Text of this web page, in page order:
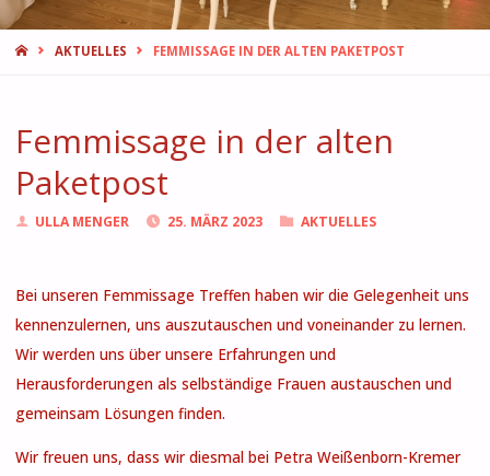
STARTAKTUELLES FEMMISSAGE IN DER ALTEN PAKETPOST
Femmissage in der alten
Paketpost
ULLA MENGER 25. MÄRZ 2023 AKTUELLES
Bei unseren Femmissage Treffen haben wir die Gelegenheit uns
kennenzulernen, uns auszutauschen und voneinander zu lernen.
Wir werden uns über unsere Erfahrungen und
Herausforderungen als selbständige Frauen austauschen und
gemeinsam Lösungen finden.
Wir freuen uns, dass wir diesmal bei Petra Weißenborn-Kremer